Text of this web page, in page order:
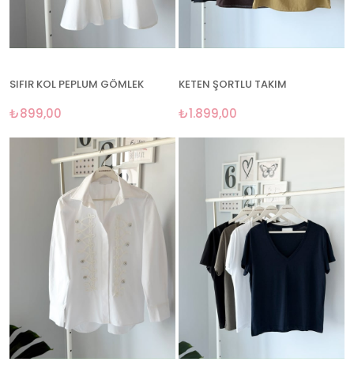
SIFIR KOL PEPLUM GÖMLEK
₺899,00
KETEN ŞORTLU TAKIM
₺1.899,00